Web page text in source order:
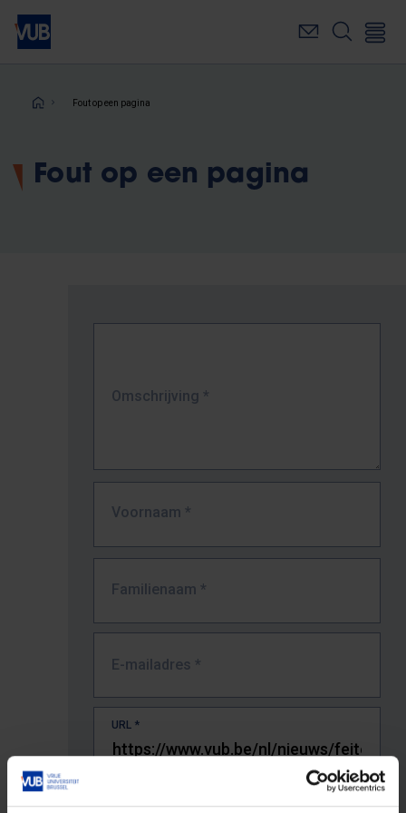
Overslaan
naar
inhoudKruimelpad
Fout op een pagina
Fout op een pagina
Omschrijving *
Voornaam *
Familienaam *
E-mailadres *
URL *
De volledige URL van de pagina waar je de fout zag.